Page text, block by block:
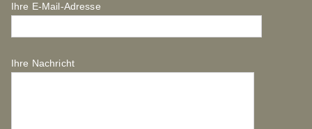
Ihre E-Mail-Adresse
Ihre Nachricht